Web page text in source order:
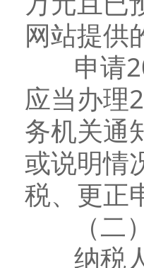
网站提供
申请
应当办理
务机关通
或说明情
税、更正
（二）
纳税人